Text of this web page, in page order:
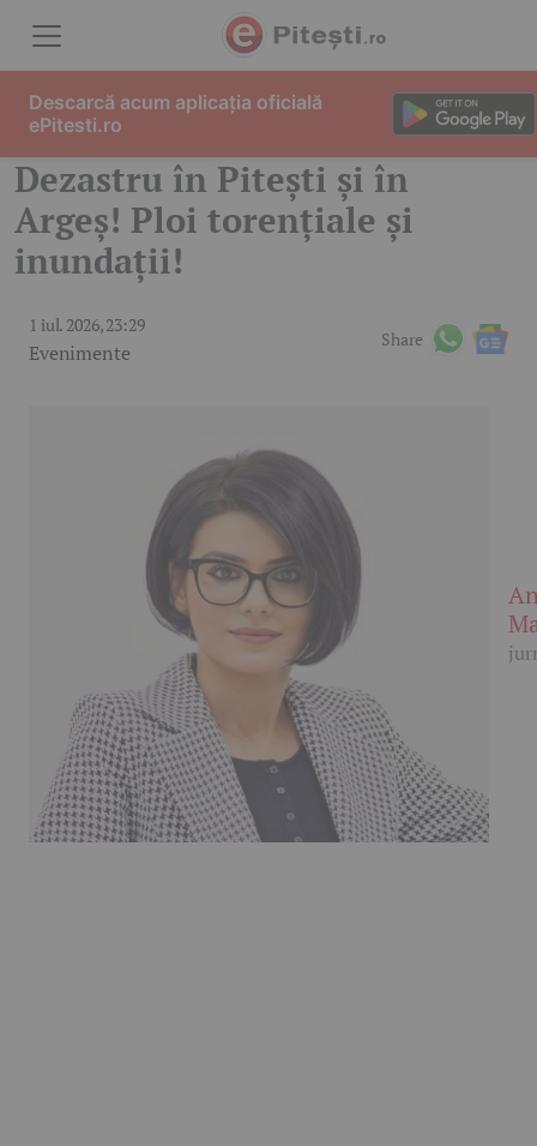
Dezastru în Pitești și în
Argeș! Ploi torențiale și
inundații!
1 iul. 2026, 23:29
Evenimente
Share
Descarcă acum aplicația oficială
ePitesti.ro